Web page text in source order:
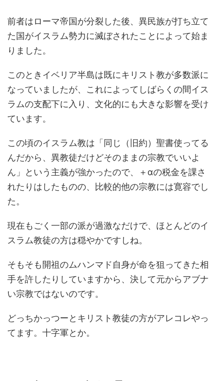
前者はローマ帝国が分裂した後、異民族が打ち立て
た国がイスラム勢力に滅ぼされたことによって始ま
りました。
このときイベリア半島は既にキリスト教が多数派に
なっていましたが、これによってしばらくの間イス
ラムの支配下に入り、文化的にも大きな影響を受け
ています。
この頃のイスラム教は「同じ（旧約）聖書使ってる
んだから、異教徒だけどそのままの宗教でいいよ
ん」という主義が強かったので、＋αの税金を課さ
れたりはしたものの、比較的他の宗教には寛容でし
た。
現在もごく一部の派が過激なだけで、ほとんどのイ
スラム教徒の方は穏やかですしね。
そもそも開祖のムハンマド自身が命を狙ってきた相
手を許したりしていますから、決して元からアブナ
い宗教ではないのです。
どっちかっつーとキリスト教徒の方がアレコレやっ
てます。十字軍とか。